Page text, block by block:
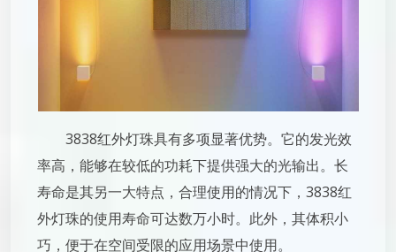
3838红外灯珠具有多项显著优势。它的发光效
率高，能够在较低的功耗下提供强大的光输出。长
寿命是其另一大特点，合理使用的情况下，3838红
外灯珠的使用寿命可达数万小时。此外，其体积小
巧，便于在空间受限的应用场景中使用。